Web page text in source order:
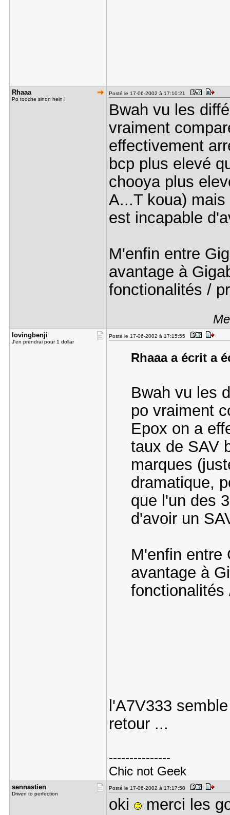
Rhaaa
Po tooche sinon hein !
Posté le 17-06-2002 à 17:10:21
Bwah vu les
vraiment
effectivement
bcp plus elevé
chooya plus
A...T koua)
est incapable
M'enfin entre
avantage à
fonctionalités /
lovingbenj​i
J'en prendrai pour 1 dollar
Posté le 17-06-2002 à 17:15:55
Rhaaa a écrit a
Bwah vu les
po vraiment
Epox on a
taux de SAV
marques
dramatique,
que l'un des
d'avoir un
M'enfin entre
avantage à
l'A7V333
retour ...
---------------
Chic not Geek
sennastien
Driven to perfection
Posté le 17-06-2002 à 17:17:50
oki merci les